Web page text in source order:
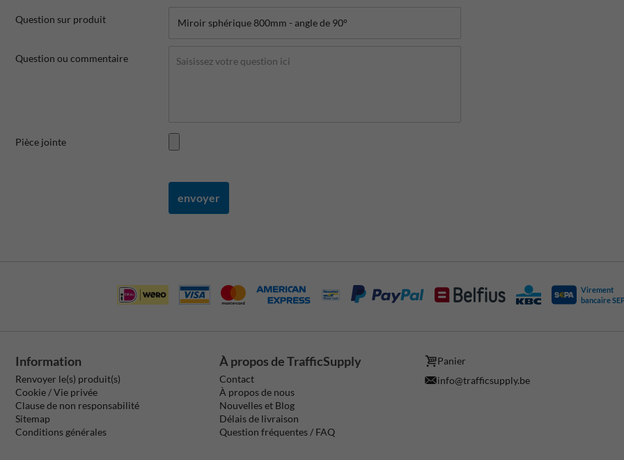
Question sur produit
Question ou commentaire
Pièce jointe
envoyer
Virement
bancaire
Information
Renvoyer le(s) produit(s)
Cookie / Vie privée
Clause de non responsabilité
Sitemap
Conditions générales
À propos de TrafficSupply
Contact
À propos de nous
Nouvelles et Blog
Délais de livraison
Question fréquentes / FAQ
Panier
info@trafficsupply.be